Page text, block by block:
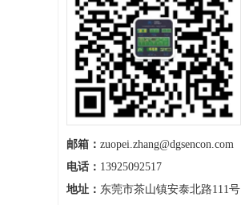
邮箱： zuopei.zhang@dgsencon.com
电话： 13925092517
地址： 东莞市茶山镇安泰北路111号